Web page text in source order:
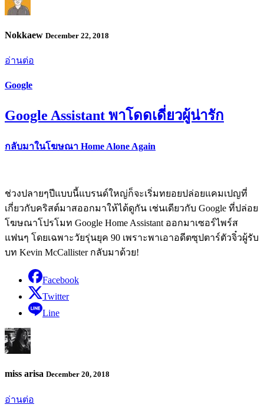
Nokkaew December 22, 2018
อ่านต่อ
Google
Google Assistant พาโดดเดี่ยวผู้น่ารัก
กลับมาในโฆษณา Home Alone Again
ช่วงปลายๆปีแบบนี้แบรนด์ใหญ่ก็จะเริ่มทยอยปล่อยแคมเปญที่
เกี่ยวกับคริสต์มาสออกมาให้ได้ดูกัน เช่นเดียวกับ Google ที่ปล่อย
โฆษณาโปรโมท Google Home Assistant ออกมาเซอร์ไพร์ส
แฟนๆ โดยเฉพาะวัยรุ่นยุค 90 เพราะพาเอาอดีตซุปตาร์ตัวจิ๋วผู้รับ
บท Kevin McCallister กลับมาด้วย!
Facebook
Twitter
Line
miss arisa December 20, 2018
อ่านต่อ